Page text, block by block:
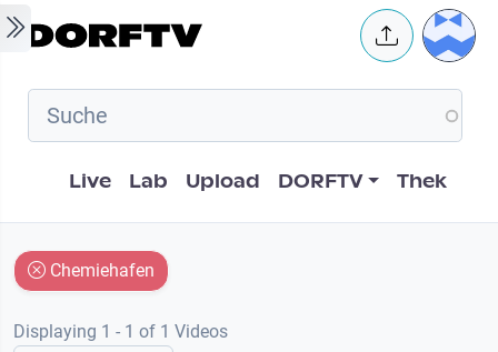
Skip to main content User
Hauptnavigation
Live Lab Upload DORFTV Thek
Chemiehafen
Displaying 1 - 1 of 1 Videos